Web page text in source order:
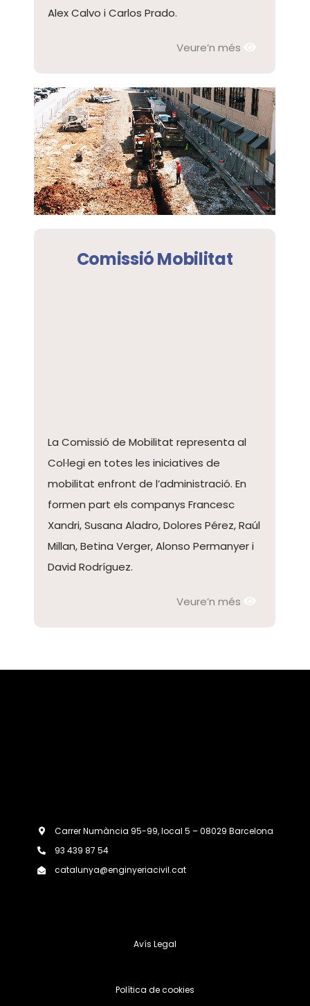
Alex Calvo i Carlos Prado.
Veure’n més
Comissió Mobilitat
La Comissió de Mobilitat representa al
Col·legi en totes les iniciatives de
mobilitat enfront de l’administració. En
formen part els companys Francesc
Xandri, Susana Aladro, Dolores Pérez, Raúl
Millan, Betina Verger, Alonso Permanyer i
David Rodríguez.
Veure’n més
Carrer Numància 95-99, local 5 – 08029 Barcelona
93 439 87 54
catalunya@enginyeriacivil.cat
Avís Legal
Política de cookies